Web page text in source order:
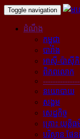
Toggle navigation
ដំណឹង
កម្ពុជា
បារាំង
អាស៊ី-ប៉ាស៊ី
ពិភពលោក
នយោបាយ
សង្គម
សេដ្ឋកិច្ច
គ្រោះ យុត្តិ
បរិស្ថាន ផែ